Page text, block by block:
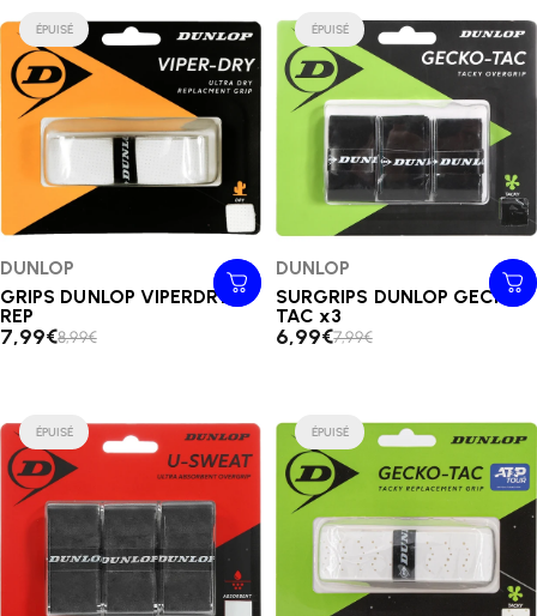
ÉPUISÉ
Distributeur:
DUNLOP
GRIPS DUNLOP VIPERDRY
REP
7,99€8,99€
ÉPUISÉ
Distributeur:
DUNLOP
SURGRIPS DUNLOP GECKO-
TAC x3
6,99€7,99€
ÉPUISÉ ÉPUISÉ